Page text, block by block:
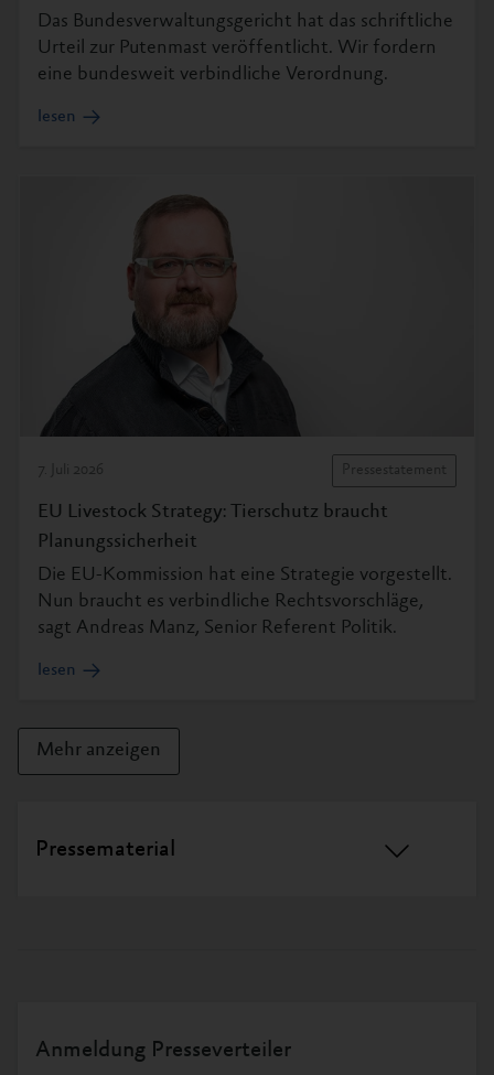
Das Bundesverwaltungsgericht hat das schriftliche
Urteil zur Putenmast veröffentlicht. Wir fordern
eine bundesweit verbindliche Verordnung.
lesen
7. Juli 2026 Pressestatement
EU Livestock Strategy: Tierschutz braucht
Planungssicherheit
Die EU-Kommission hat eine Strategie vorgestellt.
Nun braucht es verbindliche Rechtsvorschläge,
sagt Andreas Manz, Senior Referent Politik.
lesen
Mehr anzeigen
Pressematerial
unserer Aktionen.
Anmeldung Presseverteiler